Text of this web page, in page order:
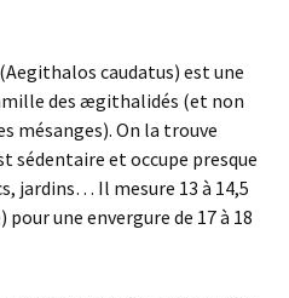
caudatus) est une
des ægithalidés (et non
mésanges). On la trouve
sédentaire et occupe presque
jardins… Il mesure 13 à 14,5
une envergure de 17 à 18